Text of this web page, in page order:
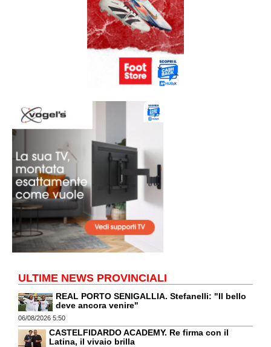
ULTIME NEWS PROVINCIALI
REAL PORTO SENIGALLIA. Stefanelli: "Il bello
deve ancora venire"
06/08/2026 5:50
CASTELFIDARDO ACADEMY. Re firma con il
Latina, il vivaio brilla